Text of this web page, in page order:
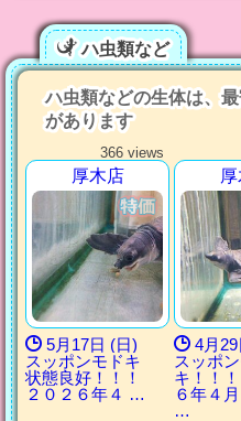
ハ虫類など
ハ虫類などの生体は、
があります
366 views
厚木店
5月17日 (日)
スッポンモドキ
状態良好！！！
２０２６年４ …
4月
スッポ
キ！！
６年４
…